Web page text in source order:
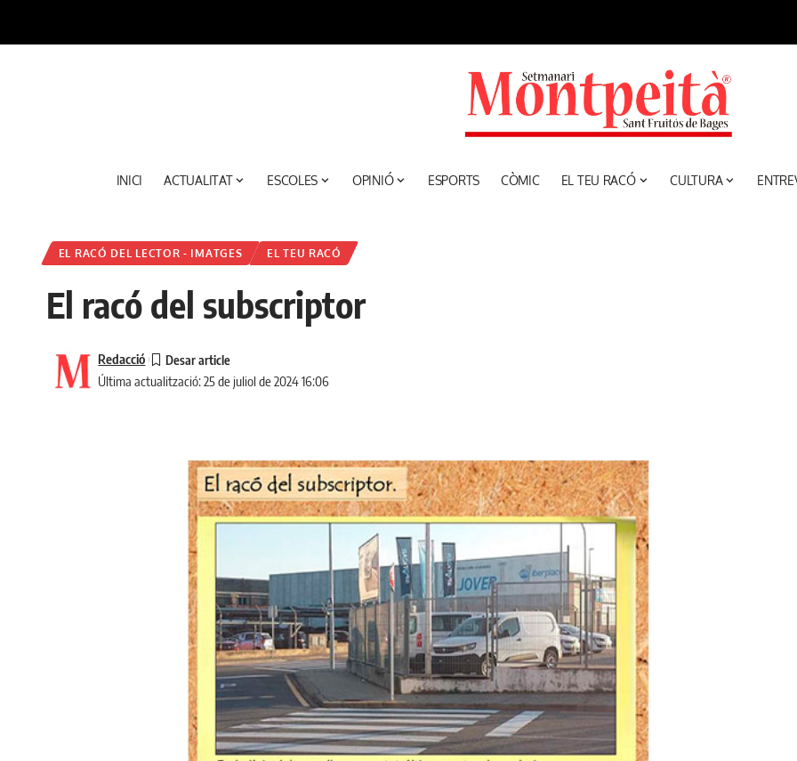
INICI ACTUALITAT ESCOLES OPINIÓ ESPORTS CÒMIC EL TEU RACÓ CULTURA
EL RACÓ DEL LECTOR - IMATGES EL TEU RACÓ
El racó del subscriptor
Última actualització: 25 de juliol de 2024 16:06
Redacció